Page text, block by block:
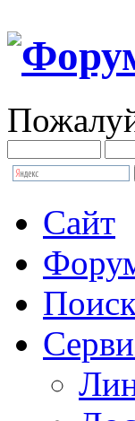
Сайт
Поиск